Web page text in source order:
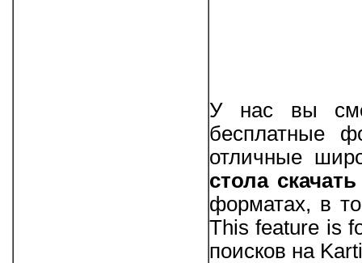
У нас вы
бесплатные
отличные
стола
форматах, в
This feature is
поисков на